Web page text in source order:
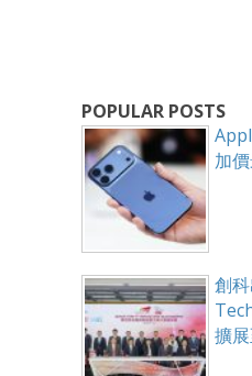
POPULAR POSTS
加
創
擴